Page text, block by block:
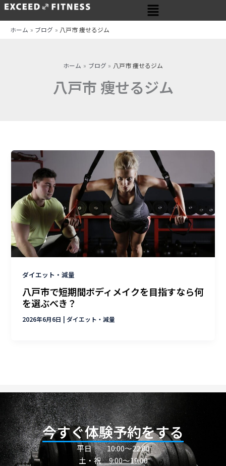
内
メ
ニ
ホーム ブログ 八戸市 痩せるジム
ホーム ブログ 八戸市 痩せるジム
八戸市 痩せるジム
ダイエット・減量
八戸市で短期間ボディメイクを目指すなら何
を選ぶべき？
2026年6月6日 |ダイエット・減量
今すぐ体験予約をする
平日10:00〜22:00
土・祝 9:00～19:00